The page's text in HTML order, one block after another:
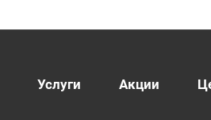
Услуги Акции